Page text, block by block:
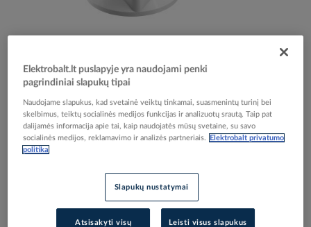
Skip
the
Reali prekė gali skirtis nuo pavaizduotos nuotraukoje
Tarpinė laikikliui 177 U - OBO BETTERMANN
Elektrobalt prekės kodas
Gamintojo prekės kodas
Elektrobalt.lt puslapyje yra naudojami penki
pagrindiniai slapukų tipai
Naudojame slapukus, kad svetainė veiktų tinkamai, suasmenintų turinį bei
skelbimus, teiktų socialinės medijos funkcijas ir analizuotų srautą. Taip pat
dalijamės informacija apie tai, kaip naudojatės mūsų svetaine, su savo
socialinės medijos, reklamavimo ir analizės partneriais.
Elektrobalt privatumo
politika
Slapukų nustatymai
Atsisakyti visų Leisti visus slapukus